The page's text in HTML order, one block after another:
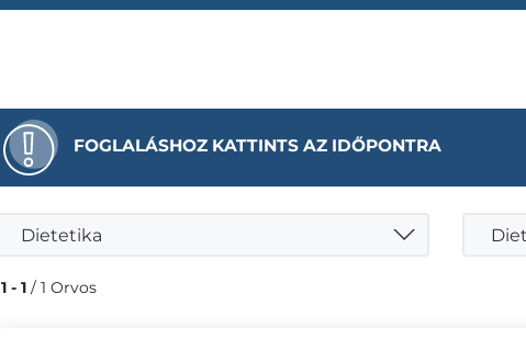
FOGLALÁSHOZ KATTINTS AZ IDŐPONTRA
Dietetika
1 - 1 / 1 Orvos